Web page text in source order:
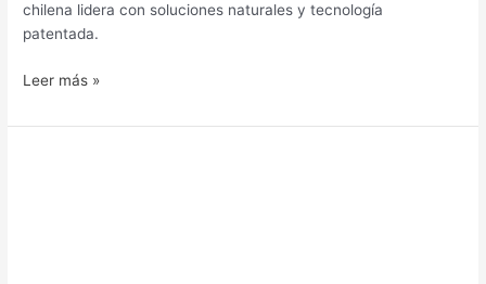
chilena lidera con soluciones naturales y tecnología
patentada.
Leer más »